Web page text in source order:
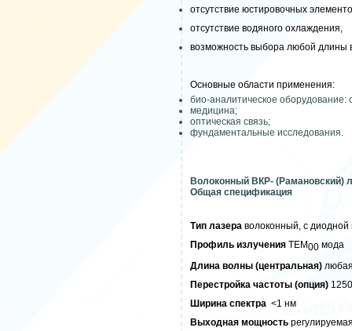
отсутствие юстировочных
отсутствие водяного охлаждения,
возможность выбора любой длины
Основные области применения:
био-аналитическое
медицина;
оптическая связь;
фундаментальные исследования.
Волоконный ВКР- (Рамановский)
Общая спецификация
Тип лазера волоконный, с диодной
Профиль излучения TEM00 мода
Длина волны (центральная)
Перестройка частоты (опция)
Ширина спектра <1 нм
Выходная мощность